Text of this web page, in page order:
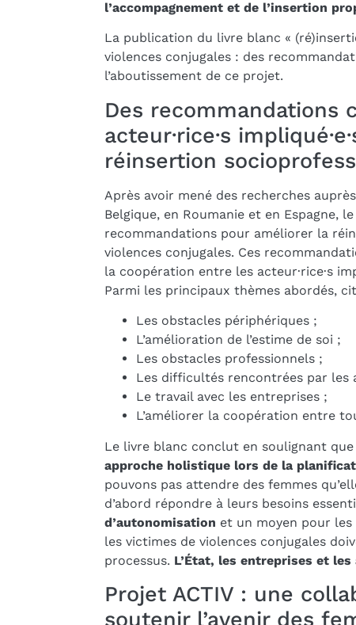
l’accompagnement et de l’insertion
La publication du livre blanc «
violences conjugales : des
l’aboutissement de ce projet.
Des recommandations
acteur·rice·s
réinsertion
Après avoir mené des recherches
Belgique, en Roumanie et en Espagne,
recommandations pour améliorer la
violences conjugales. Ces
la coopération entre les acteur·rice·s
Parmi les principaux thèmes abordés,
Les obstacles périphériques ;
L’amélioration de l’estime de soi ;
Les obstacles professionnels ;
Les difficultés rencontrées par les
Le travail avec les entreprises ;
L’améliorer la coopération entre
Le livre blanc conclut en soulignant que
approche holistique lors de la
pouvons pas attendre des femmes
d’abord répondre à leurs besoins
d’autonomisation et un moyen pour
les victimes de violences conjugales
processus. L’État, les entreprises et
Projet ACTIV : une
soutenir l’avenir des